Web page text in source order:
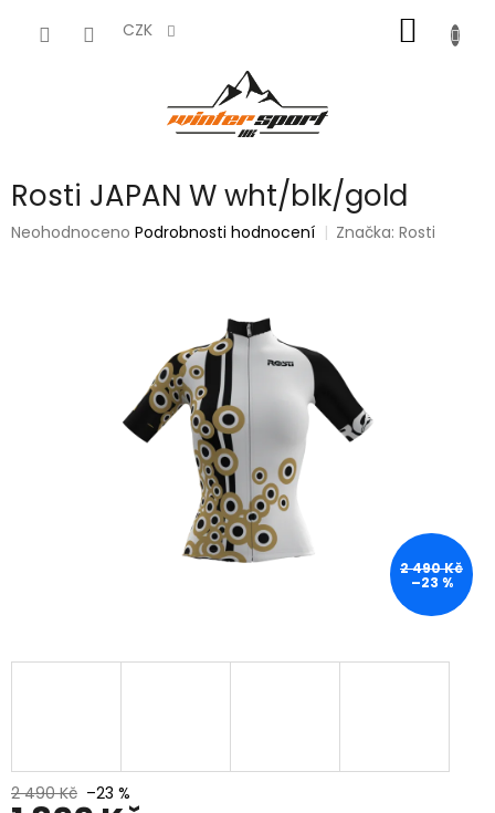
CZK
KOŠÍK
Rosti JAPAN W wht/blk/gold
Průměrné
Neohodnoceno Podrobnosti hodnocení Značka:Rosti
2 490 Kč
–23 %
2 490 Kč –23 %